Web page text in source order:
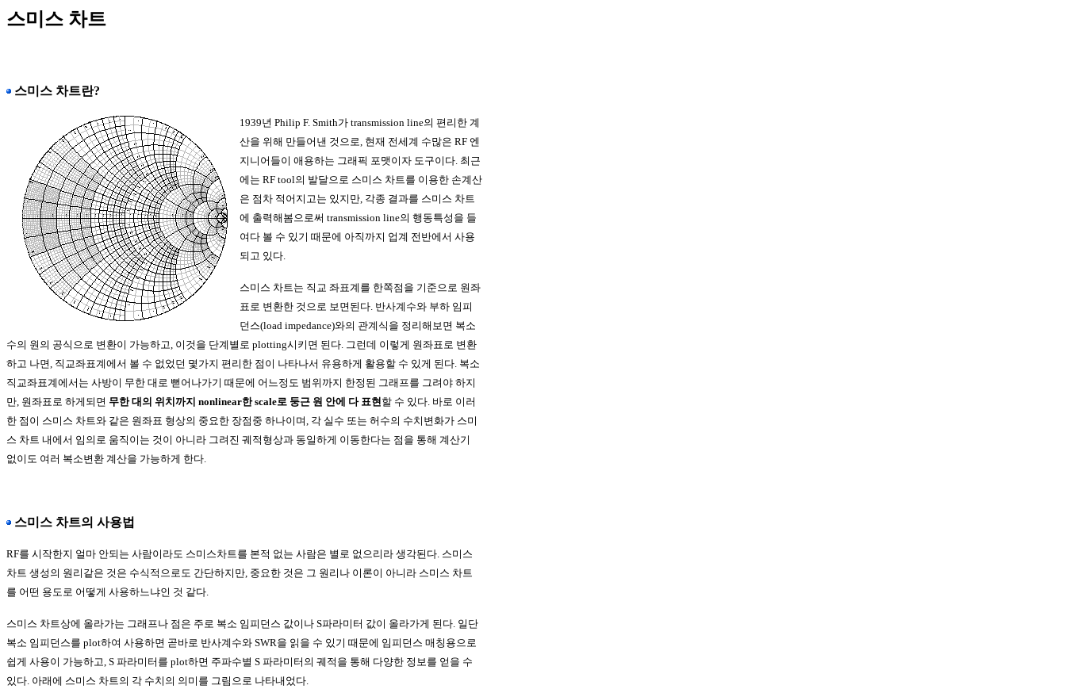
스미스 차트
스미스 차트란?
1939년 Philip F. Smith가 transmission line의 편리한 계
산을 위해 만들어낸 것으로, 현재 전세계 수많은 RF 엔
지니어들이 애용하는 그래픽 포맷이자 도구이다. 최근
에는 RF tool의 발달으로 스미스 차트를 이용한 손계산
은 점차 적어지고는 있지만, 각종 결과를 스미스 차트
에 출력해봄으로써 transmission line의 행동특성을 들
여다 볼 수 있기 때문에 아직까지 업계 전반에서 사용
되고 있다.
스미스 차트는 직교 좌표계를 한쪽점을 기준으로 원좌
표로 변환한 것으로 보면된다. 반사계수와 부하 임피
던스(load impedance)와의 관계식을 정리해보면 복소
수의 원의 공식으로 변환이 가능하고, 이것을 단계별로 plotting시키면 된다. 그런데 이렇게 원좌표로 변환
하고 나면, 직교좌표계에서 볼 수 없었던 몇가지 편리한 점이 나타나서 유용하게 활용할 수 있게 된다. 복소
직교좌표계에서는 사방이 무한 대로 뻗어나가기 때문에 어느정도 범위까지 한정된 그래프를 그려야 하지
만, 원좌표로 하게되면 무한 대의 위치까지 nonlinear한 scale로 둥근 원 안에 다 표현할 수 있다. 바로 이러
한 점이 스미스 차트와 같은 원좌표 형상의 중요한 장점중 하나이며, 각 실수 또는 허수의 수치변화가 스미
스 차트 내에서 임의로 움직이는 것이 아니라 그려진 궤적형상과 동일하게 이동한다는 점을 통해 계산기
없이도 여러 복소변환 계산을 가능하게 한다.
스미스 차트의 사용법
RF를 시작한지 얼마 안되는 사람이라도 스미스차트를 본적 없는 사람은 별로 없으리라 생각된다. 스미스
차트 생성의 원리같은 것은 수식적으로도 간단하지만, 중요한 것은 그 원리나 이론이 아니라 스미스 차트
를 어떤 용도로 어떻게 사용하느냐인 것 같다.
스미스 차트상에 올라가는 그래프나 점은 주로 복소 임피던스 값이나 S파라미터 값이 올라가게 된다. 일단
복소 임피던스를 plot하여 사용하면 곧바로 반사계수와 SWR을 읽을 수 있기 때문에 임피던스 매칭용으로
쉽게 사용이 가능하고, S 파라미터를 plot하면 주파수별 S 파라미터의 궤적을 통해 다양한 정보를 얻을 수
있다. 아래에 스미스 차트의 각 수치의 의미를 그림으로 나타내었다.